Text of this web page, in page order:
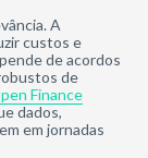
A
custos e
de acordos
de
Finance
dados,
em jornadas